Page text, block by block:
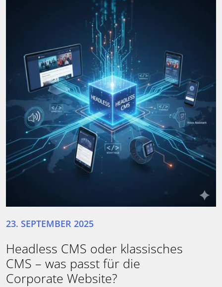
23. SEPTEMBER 2025
Headless CMS oder klassisches
CMS – was passt für die
Corporate Website?